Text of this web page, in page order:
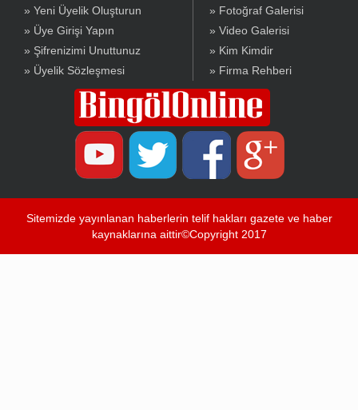
» Yeni Üyelik Oluşturun
» Üye Girişi Yapın
» Şifrenizimi Unuttunuz
» Üyelik Sözleşmesi
» Fotoğraf Galerisi
» Video Galerisi
» Kim Kimdir
» Firma Rehberi
Sitemizde yayınlanan haberlerin telif hakları gazete ve haber
kaynaklarına aittir©Copyright 2017